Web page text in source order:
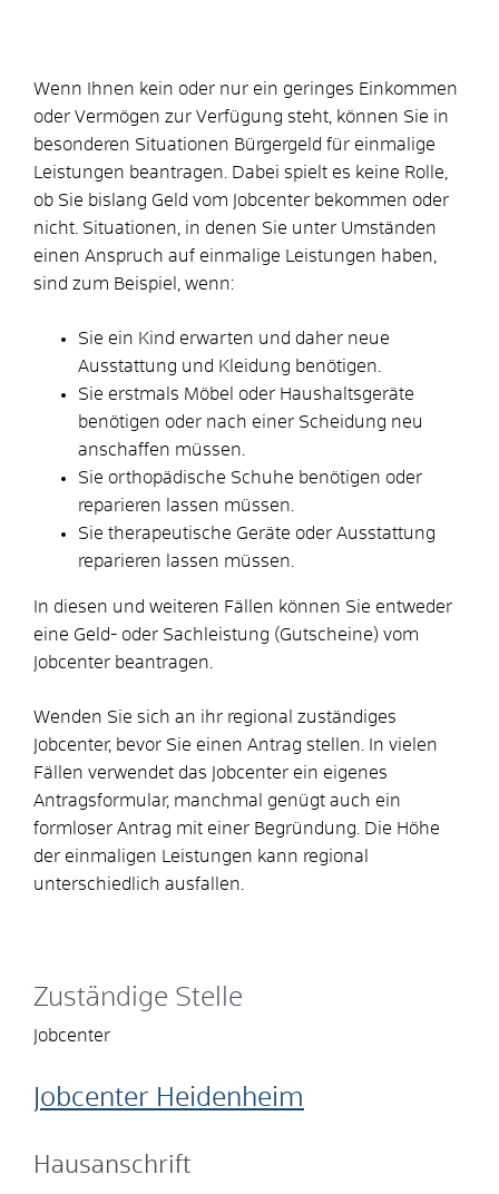
Wenn Ihnen kein oder nur ein geringes Einkommen
oder Vermögen zur Verfügung steht, können Sie in
besonderen Situationen Bürgergeld für einmalige
Leistungen beantragen. Dabei spielt es keine Rolle,
ob Sie bislang Geld vom Jobcenter bekommen oder
nicht. Situationen, in denen Sie unter Umständen
einen Anspruch auf einmalige Leistungen haben,
sind zum Beispiel, wenn:
Sie ein Kind erwarten und daher neue
Ausstattung und Kleidung benötigen.
Sie erstmals Möbel oder Haushaltsgeräte
benötigen oder nach einer Scheidung neu
anschaffen müssen.
Sie orthopädische Schuhe benötigen oder
reparieren lassen müssen.
Sie therapeutische Geräte oder Ausstattung
reparieren lassen müssen.
In diesen und weiteren Fällen können Sie entweder
eine Geld- oder Sachleistung (Gutscheine) vom
Jobcenter beantragen.
Wenden Sie sich an ihr regional zuständiges
Jobcenter, bevor Sie einen Antrag stellen. In vielen
Fällen verwendet das Jobcenter ein eigenes
Antragsformular, manchmal genügt auch ein
formloser Antrag mit einer Begründung. Die Höhe
der einmaligen Leistungen kann regional
unterschiedlich ausfallen.
Zuständige Stelle
Jobcenter
Jobcenter Heidenheim
Hausanschrift